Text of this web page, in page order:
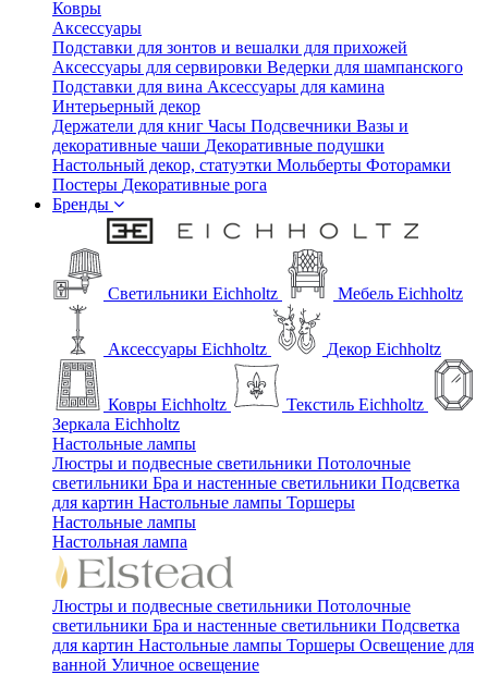
Ковры
Аксессуары
Подставки для зонтов и вешалки для прихожей
Аксессуары для сервировки Ведерки для шампанского
Подставки для вина Аксессуары для камина
Интерьерный декор
Держатели для книг Часы Подсвечники Вазы и
декоративные чаши Декоративные подушки
Настольный декор, статуэтки Мольберты Фоторамки
Постеры Декоративные рога
Бренды
Светильники Eichholtz Мебель Eichholtz
Аксессуары Eichholtz Декор Eichholtz
Ковры Eichholtz
Текстиль Eichholtz
Зеркала Eichholtz
Настольные лампы
Люстры и подвесные светильники Потолочные
светильники Бра и настенные светильники Подсветка
для картин Настольные лампы Торшеры
Настольные лампы
Настольная лампа
Люстры и подвесные светильники Потолочные
светильники Бра и настенные светильники Подсветка
для картин Настольные лампы Торшеры Освещение для
ванной Уличное освещение